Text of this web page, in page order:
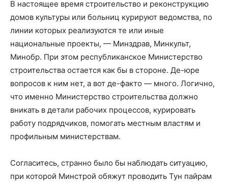
В настоящее время строительство и реконструкцию
домов культуры или больниц курируют ведомства, по
линии которых реализуются те или иные
национальные проекты, — Минздрав, Минкульт,
Минобр. При этом республиканское Министерство
строительства остается как бы в стороне. Де-юре
вопросов к ним нет, а вот де-факто — много. Логично,
что именно Министерство строительства должно
вникать в детали рабочих процессов, курировать
работу подрядчиков, помогать местным властям и
профильным министерствам.
Согласитесь, странно было бы наблюдать ситуацию,
при которой Минстрой обяжут проводить Тун пайрам